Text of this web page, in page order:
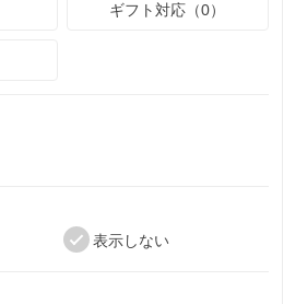
ギフト対応（0）
表示しない